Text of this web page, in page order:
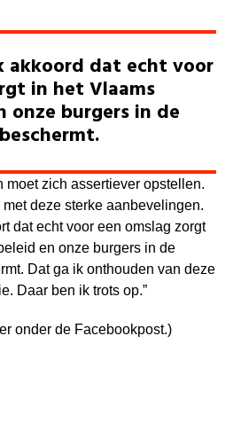
akkoord dat echt voor
in het Vlaams
onze burgers in de
moet zich assertiever opstellen.
deze sterke aanbevelingen.
dat echt voor een omslag zorgt
en onze burgers in de
Dat ga ik onthouden van deze
Daar ben ik trots op.”
onder de Facebookpost.)